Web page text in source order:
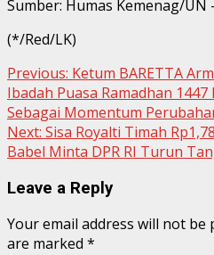
Sumber: Humas Kemenag/UN
(*/Red/LK)
Continue
Reading
Previous: Ketum BARETTA
Ibadah Puasa Ramadhan
Sebagai Momentum
Next: Sisa Royalti Timah
Babel Minta DPR RI Turun
Leave a Reply
Your email address will not be
are marked *